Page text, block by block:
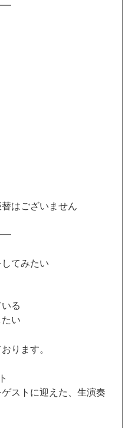
はございません
てみたい
る
い
ります。
ストに迎えた、生演奏